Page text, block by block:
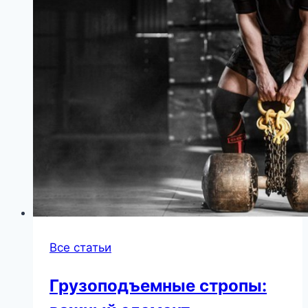
Все статьи
Грузоподъемные стропы: